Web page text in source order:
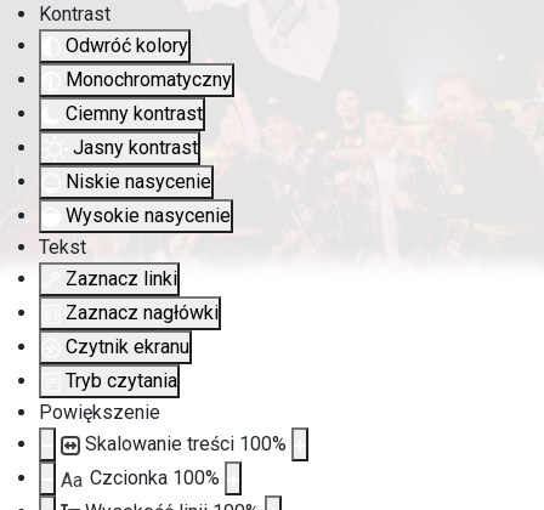
Kontrast
Odwróć kolory
Monochromatyczny
Ciemny kontrast
Jasny kontrast
Niskie nasycenie
Wysokie nasycenie
Tekst
Zaznacz linki
Zaznacz nagłówki
Czytnik ekranu
Tryb czytania
Powiększenie
Skalowanie treści 100%
Aa Czcionka 100%